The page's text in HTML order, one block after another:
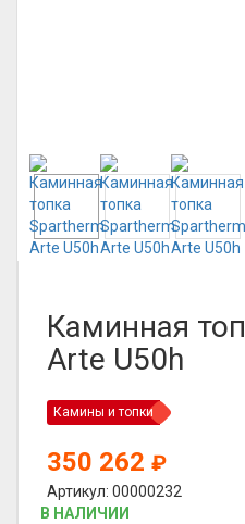
Каминная
Arte U50h
Камины и топки
350 262 ₽
Артикул: 00000232
В НАЛИЧИИ